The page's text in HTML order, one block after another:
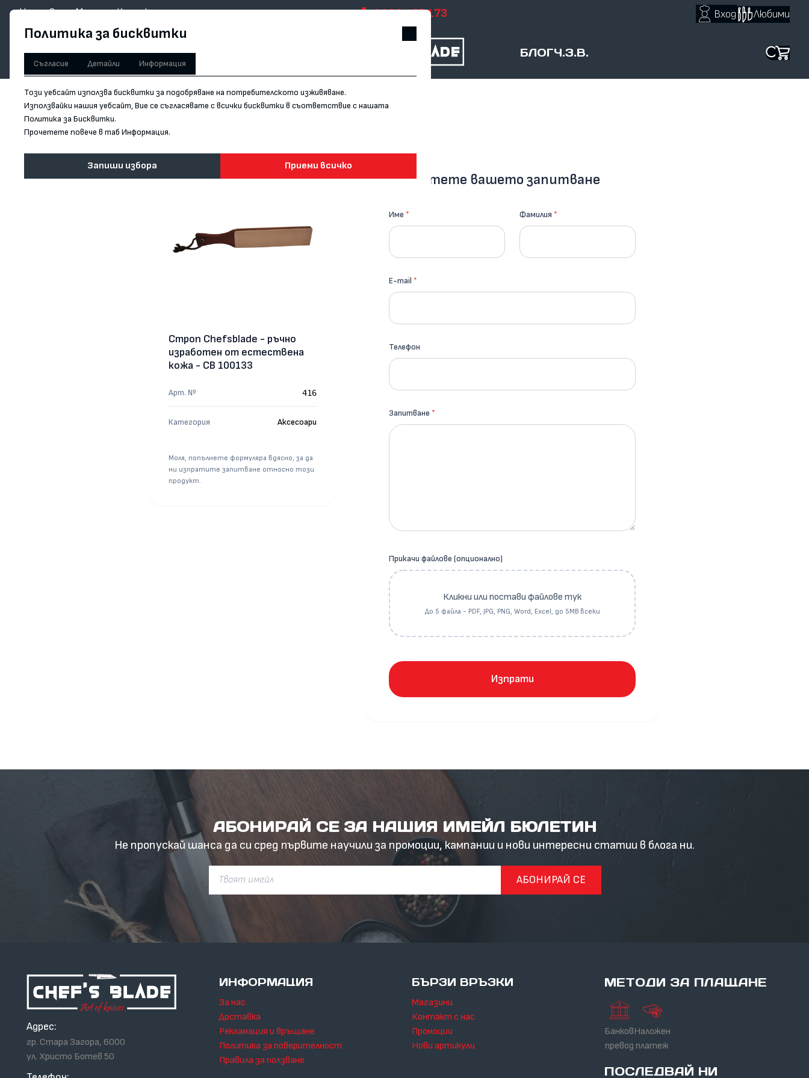
НачалоЗа насМагазиниКонтакти 0899 155 173 Вход Любими
НОЖОВЕ АКСЕСОАРИЗАТОЧВАНЕ БЛОГЧ.З.В.
Строп Chefsblade - ръчно
изработен от естествена
кожа - CB 100133
Арт. № 416
Категория Аксесоари
Моля, попълнете формуляра вдясно, за да
ни изпратите запитване относно този
продукт.
Изпратете вашето запитване
Име * Фамилия *
E-mail *
Телефон
Запитване *
Прикачи файлове (опционално)
Кликни или постави файлове тук
До 5 файла - PDF, JPG, PNG, Word, Excel, до 5MB всеки
Изпрати
АБОНИРАЙ СЕ ЗА НАШИЯ ИМЕЙЛ БЮЛЕТИН
Не пропускай шанса да си сред първите научили за промоции, кампании и нови интересни статии в блога ни.
АБОНИРАЙ СЕ
Адрес:
гр. Стара Загора, 6000
ул. Христо Ботев 50
ИНФОРМАЦИЯ
За нас
Доставка
Рекламация и връщане
Политика за поверителност
Правила за ползване
БЪРЗИ ВРЪЗКИ
Магазини
Контакт с нас
Промоции
Нови артикули
МЕТОДИ ЗА ПЛАЩАНЕ
Банков
превод
Наложен
платеж
ПОСЛЕДВАЙ НИ
Политика за бисквитки
Съгласие Детайли Информация
Този уебсайт използва бисквитки за подобряване на потребителското изживяване.
Използвайки нашия уебсайт, Вие се съгласявате с всички бисквитки в съответствие с нашата
Политика за Бисквитки.
Прочетете повече в таб Информация.
Запиши избора Приеми всичко